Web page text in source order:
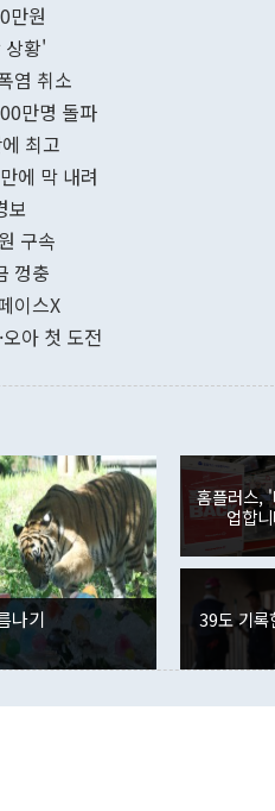
무너졌다고도 했다. 또
함께 4자 대화의 동력
"우리의 선의대로 하
관은 업무보고 사후
이 9월 러시아 블라디
며 "정부 차원에서 (참
은 "그것은 외교부의
잘랐다. 정 장관이 이
않았다는 점에서 문제
사합의 복원, 4자회담
권이라는 지적이 나오
뒤 "여기 업무보고에
부의 한 소식통은 "
를 거쳐 결정된 사안
련 부처 장관이 정부
하고 대통령의 면전에
며 월간 기준 처음으
196.9% 급증했고 컴
수출은 160.4% 늘었
기록했지만 지식재산
로 전환됐다. 본원소
는 배당수입이 늘어
였던 올해 3월(369억
인의 해외투자가 80
각각 증가했다. 증권
국인의 국내 주식 투
감소하며 전월(-310
경신했다. 외국인의
분기 말 만기도래 영
다. 내국인의 해외 증
다.
만원
상황'
염 취소
만명 돌파
최고
에 막 내려
보
구속
껑충
이스X
아 첫 도전
나기
홈플러스,
업합
39도 기록